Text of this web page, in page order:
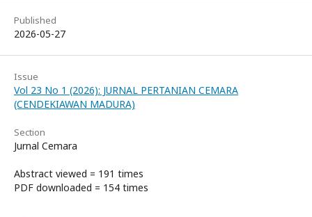
Published
2026-05-27
Issue
Vol 23 No 1 (2026): JURNAL PERTANIAN CEMARA
(CENDEKIAWAN MADURA)
Section
Jurnal Cemara
Abstract viewed = 191 times
PDF downloaded = 154 times